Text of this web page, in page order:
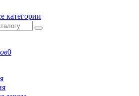
категории
0